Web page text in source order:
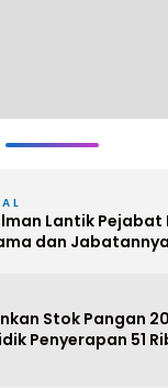
Lantik Pejabat
dan Jabatannya
Stok Pangan
Penyerapan 51